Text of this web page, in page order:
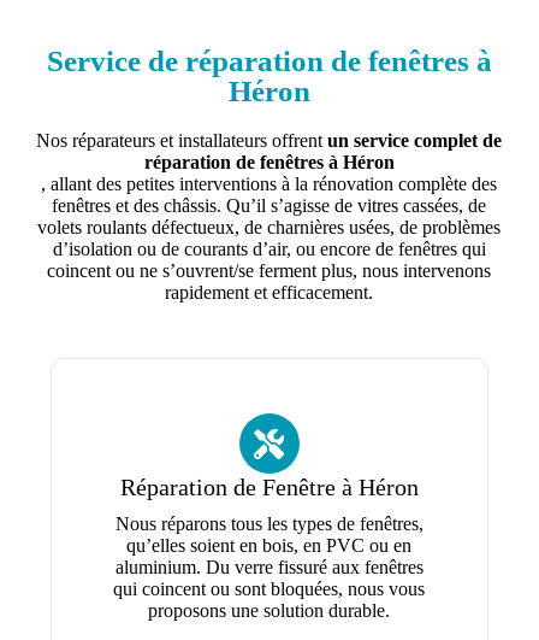
Service de réparation de fenêtres à
Héron
Nos réparateurs et installateurs offrentun service complet de
réparation de fenêtres à Héron
, allant des petites interventions à la rénovation complète des
fenêtres et des châssis. Qu’il s’agisse de vitres cassées, de
volets roulants défectueux, de charnières usées, de problèmes
d’isolation ou de courants d’air, ou encore de fenêtres qui
coincent ou ne s’ouvrent/se ferment plus, nous intervenons
rapidement et efficacement.
Réparation de Fenêtre à Héron
Nous réparons tous les types de fenêtres,
qu’elles soient en bois, en PVC ou en
aluminium. Du verre fissuré aux fenêtres
qui coincent ou sont bloquées, nous vous
proposons une solution durable.